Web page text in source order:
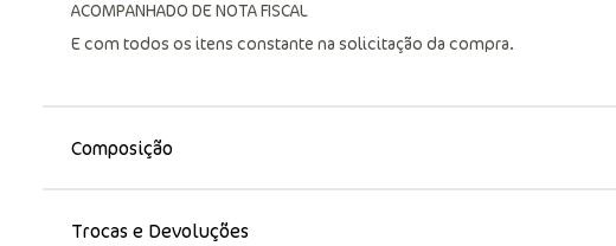
ACOMPANHADO DE NOTA FISCAL
E com todos os itens constante na solicitação da compra.
Composição
Trocas e Devoluções